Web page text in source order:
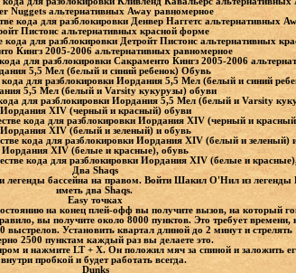
Nuggets альтернативных Away равномерное
кода для разблокировки Денвер Наггетс альтернативных
Пистонс альтернативных красной форме
для разблокировки Детройт Пистонс альтернативных
Кингз 2005-2006 альтернативных равномерное
для разблокировки Сакраменто Кингз 2005-2006
5,5 Мел (белый и синий ребенок) Обувь
для разблокировки Иордания 5,5 Мел (белый и синий
5,5 Мел (белый и Varsity кукурузы) обуви
для разблокировки Иордания 5,5 Мел (белый и Varsity
Иордания XIV (черный и красный) обуви
кода для разблокировки Иордания XIV (черный и
Иордания XIV (белый и зеленый) и обувь
кода для разблокировки Иордания XIV (белый и зеленый)
Иордания XIV (белые и красные), обувь
кода для разблокировки Иордания XIV (белые и
Два Shaqs
бассейна на правом. Войти Шакил О'Нил из легенды
иметь два Shaqs.
Easy точках
на конец плей-офф вы получите вызов, на который
вы получите около 8000 пунктов. Это требует времени,
выстрелов. Установить квартал длиной до 2 минут и
2500 пунктам каждый раз вы делаете это.
и нажмите LT + X. Он положил мяч за спиной и заложить
внутри пробкой и будет работать всегда.
Dunks